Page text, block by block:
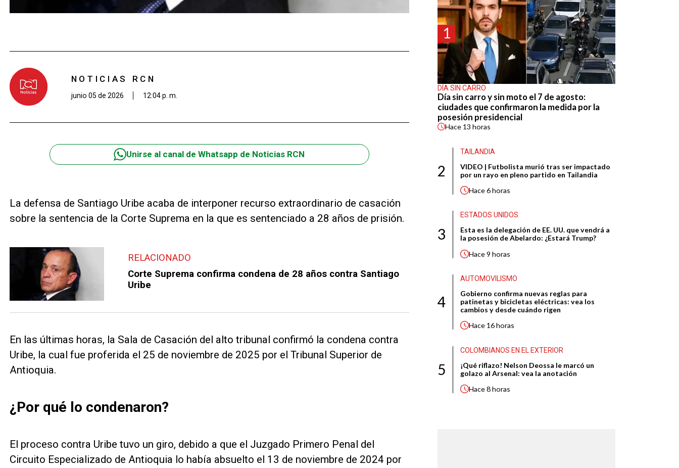
NOTICIAS RCN
junio 05 de 2026 12:04 p. m.
Unirse al canal de Whatsapp de Noticias RCN
La defensa de Santiago Uribe acaba de interponer recurso extraordinario de casación
sobre la sentencia de la Corte Suprema en la que es sentenciado a 28 años de prisión.
RELACIONADO
Corte Suprema confirma condena de 28 años contra Santiago
Uribe
En las últimas horas, la Sala de Casación del alto tribunal confirmó la condena contra
Uribe, la cual fue proferida el 25 de noviembre de 2025 por el Tribunal Superior de
Antioquia.
¿Por qué lo condenaron?
El proceso contra Uribe tuvo un giro, debido a que el Juzgado Primero Penal del
Circuito Especializado de Antioquia lo había absuelto el 13 de noviembre de 2024 por
1
DÍA SIN CARRO
Día sin carro y sin moto el 7 de agosto:
ciudades que confirmaron la medida por la
posesión presidencial
Hace 13 horas
2
TAILANDIA
VIDEO | Futbolista murió tras ser impactado
por un rayo en pleno partido en Tailandia
Hace6 horas
3
ESTADOS UNIDOS
Esta es la delegación de EE. UU. que vendrá a
la posesión de Abelardo: ¿Estará Trump?
Hace9 horas
4
AUTOMOVILISMO
Gobierno confirma nuevas reglas para
patinetas y bicicletas eléctricas: vea los
cambios y desde cuándo rigen
Hace 16 horas
5
COLOMBIANOS EN EL EXTERIOR
¡Qué riflazo! Nelson Deossa le marcó un
golazo al Arsenal: vea la anotación
Hace8 horas